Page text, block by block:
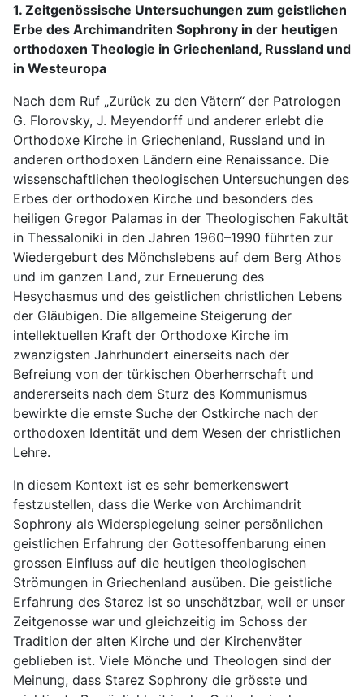
1. Zeitgenössische Untersuchungen zum geistlichen
Erbe des Archimandriten Sophrony in der heutigen
orthodoxen Theologie in Griechenland, Russland und
in Westeuropa
Nach dem Ruf „Zurück zu den Vätern“ der Patrologen
G. Florovsky, J. Meyendorff und anderer erlebt die
Orthodoxe Kirche in Griechenland, Russland und in
anderen orthodoxen Ländern eine Renaissance. Die
wissenschaftlichen theologischen Untersuchungen des
Erbes der orthodoxen Kirche und besonders des
heiligen Gregor Palamas in der Theologischen Fakultät
in Thessaloniki in den Jahren 1960–1990 führten zur
Wiedergeburt des Mönchslebens auf dem Berg Athos
und im ganzen Land, zur Erneuerung des
Hesychasmus und des geistlichen christlichen Lebens
der Gläubigen. Die allgemeine Steigerung der
intellektuellen Kraft der Orthodoxe Kirche im
zwanzigsten Jahrhundert einerseits nach der
Befreiung von der türkischen Oberherrschaft und
andererseits nach dem Sturz des Kommunismus
bewirkte die ernste Suche der Ostkirche nach der
orthodoxen Identität und dem Wesen der christlichen
Lehre.
In diesem Kontext ist es sehr bemerkenswert
festzustellen, dass die Werke von Archimandrit
Sophrony als Widerspiegelung seiner persönlichen
geistlichen Erfahrung der Gottesoffenbarung einen
grossen Einfluss auf die heutigen theologischen
Strömungen in Griechenland ausüben. Die geistliche
Erfahrung des Starez ist so unschätzbar, weil er unser
Zeitgenosse war und gleichzeitig im Schoss der
Tradition der alten Kirche und der Kirchenväter
geblieben ist. Viele Mönche und Theologen sind der
Meinung, dass Starez Sophrony die grösste und